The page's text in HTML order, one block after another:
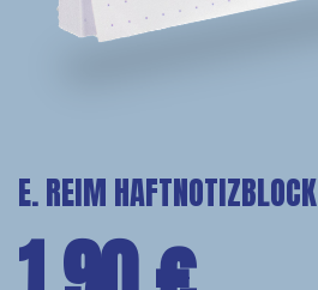
E. REIM HAFTNOTIZBLOCK